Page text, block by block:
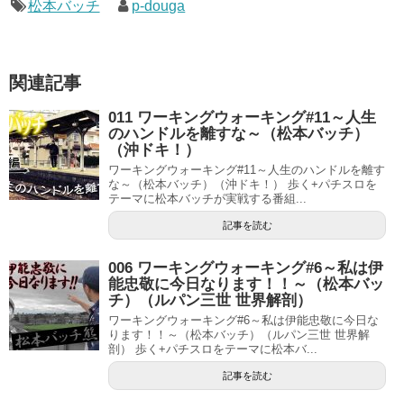
松本バッチ p-douga
関連記事
011 ワーキングウォーキング#11～人生
のハンドルを離すな～（松本バッチ）
（沖ドキ！）
ワーキングウォーキング#11～人生のハンドルを離す
な～（松本バッチ）（沖ドキ！） 歩く+パチスロを
テーマに松本バッチが実戦する番組...
記事を読む
006 ワーキングウォーキング#6～私は伊
能忠敬に今日なります！！～（松本バッ
チ）（ルパン三世 世界解剖）
ワーキングウォーキング#6～私は伊能忠敬に今日な
ります！！～（松本バッチ）（ルパン三世 世界解
剖） 歩く+パチスロをテーマに松本バ...
記事を読む